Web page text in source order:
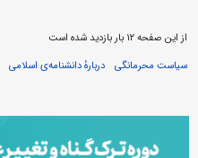
از این صفحه ۱۲ بار بازدید شده است
سیاست محرمانگی
دربارهٔ دانشنامه‌ی اسلامی